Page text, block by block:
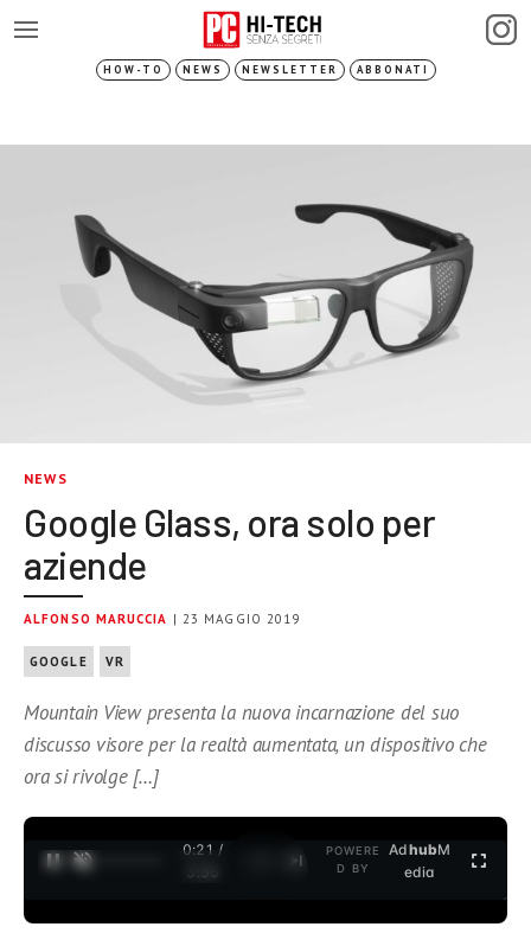
HOW-TO NEWS NEWSLETTER ABBONATI
NEWS
Google Glass, ora solo per
aziende
ALFONSO MARUCCIA | 23 MAGGIO 2019
GOOGLE VR
Mountain View presenta la nuova incarnazione del suo
discusso visore per la realtà aumentata, un dispositivo che
ora si rivolge […]
0:22 /
3:35
POWERE
D BY
AdhubM
edia